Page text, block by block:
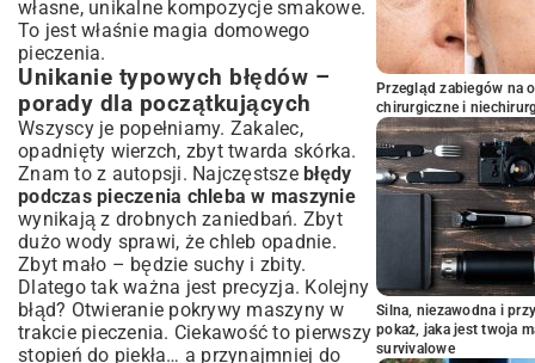
własne, unikalne kompozycje smakowe.
To jest właśnie magia domowego
pieczenia.
Unikanie typowych błędów –
porady dla początkujących
Wszyscy je popełniamy. Zakalec,
opadnięty wierzch, zbyt twarda skórka.
Znam to z autopsji. Najczęstsze błędy
podczas pieczenia chleba w maszynie
wynikają z drobnych zaniedbań. Zbyt
dużo wody sprawi, że chleb opadnie.
Zbyt mało – będzie suchy i zbity.
Dlatego tak ważna jest precyzja. Kolejny
błąd? Otwieranie pokrywy maszyny w
trakcie pieczenia. Ciekawość to pierwszy
stopień do piekła… a przynajmniej do
Przegląd zabiegów na
chirurgiczne i
Silna, niezawodna i
pokaż, jaka jest twoja
survivalowe